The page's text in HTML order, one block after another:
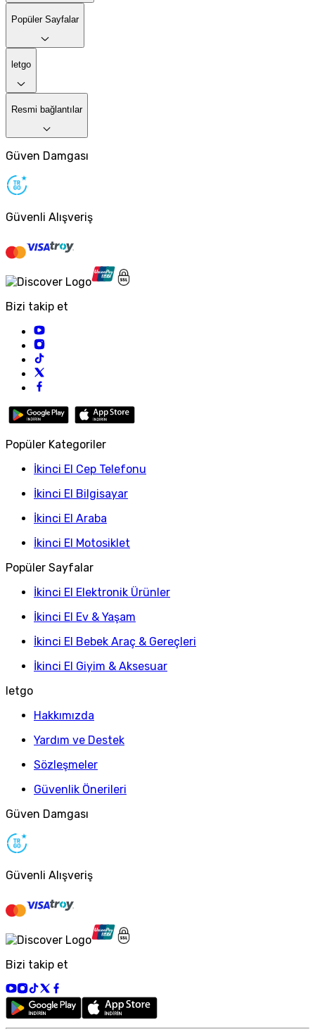
Popüler Sayfalar
letgo
Resmi bağlantılar
Güven Damgası
Güvenli Alışveriş
Bizi takip et
Popüler Kategoriler
İkinci El Cep Telefonu
İkinci El Bilgisayar
İkinci El Araba
İkinci El Motosiklet
Popüler Sayfalar
İkinci El Elektronik Ürünler
İkinci El Ev & Yaşam
İkinci El Bebek Araç & Gereçleri
İkinci El Giyim & Aksesuar
letgo
Hakkımızda
Yardım ve Destek
Sözleşmeler
Güvenlik Önerileri
Güven Damgası
Güvenli Alışveriş
Bizi takip et